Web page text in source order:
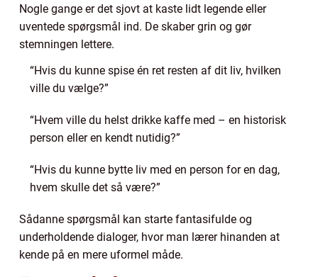
Nogle gange er det sjovt at kaste lidt legende eller
uventede spørgsmål ind. De skaber grin og gør
stemningen lettere.
“Hvis du kunne spise én ret resten af dit liv, hvilken
ville du vælge?”
“Hvem ville du helst drikke kaffe med – en historisk
person eller en kendt nutidig?”
“Hvis du kunne bytte liv med en person for en dag,
hvem skulle det så være?”
Sådanne spørgsmål kan starte fantasifulde og
underholdende dialoger, hvor man lærer hinanden at
kende på en mere uformel måde.